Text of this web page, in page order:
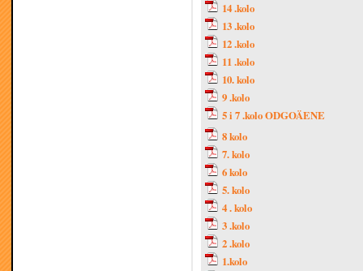
14 .kolo
13 .kolo
12 .kolo
11 .kolo
10. kolo
9 .kolo
5 i 7 .kolo ODGOÄENE
8 kolo
7. kolo
6 kolo
5. kolo
4 . kolo
3 .kolo
2 .kolo
1.kolo